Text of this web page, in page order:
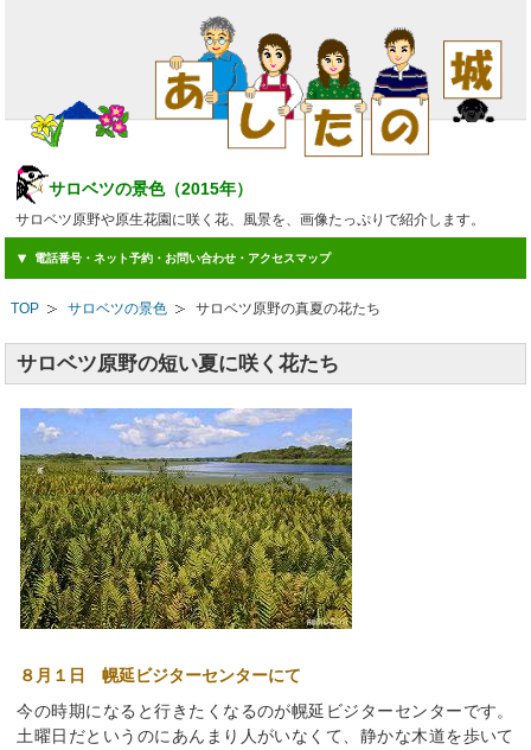
サロベツの景色（2015年）
サロベツ原野や原生花園に咲く花、風景を、画像たっぷりで紹介します。
電話番号・ネット予約・お問い合わせ・アクセスマップ
TOP サロベツの景色 サロベツ原野の真夏の花たち
サロベツ原野の短い夏に咲く花たち
８月１日 幌延ビジターセンターにて
今の時期になると行きたくなるのが幌延ビジターセンターです。
土曜日だというのにあんまり人がいなくて、静かな木道を歩いて